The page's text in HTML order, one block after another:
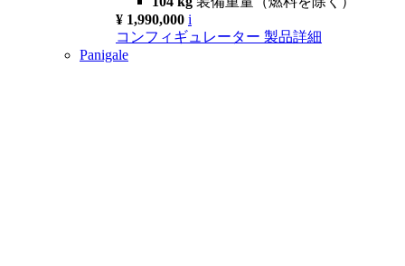
¥ 1,990,000 i
コンフィギュレーター 製品詳細
Panigale